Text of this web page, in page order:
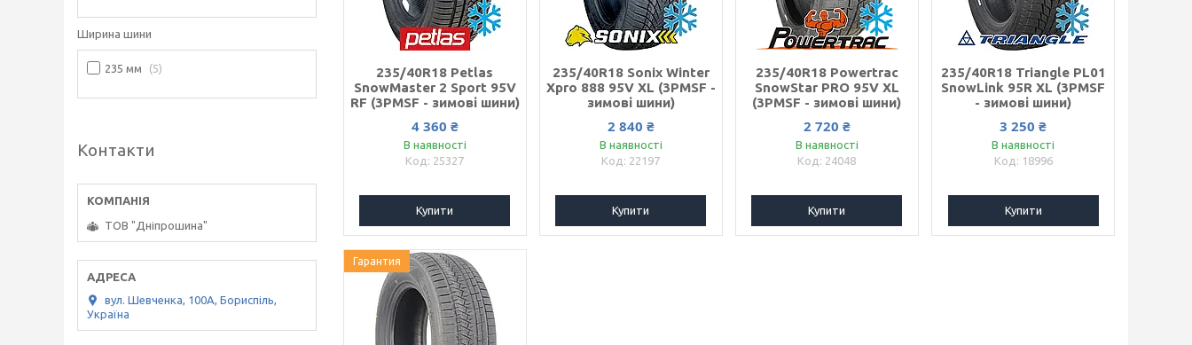
235/40R18 Petlas
SnowMaster 2 Sport 95V
RF (3PMSF - зимові шини)
4 360 ₴
В наявності
25327
Купити
235/40R18 Sonix Winter
Xpro 888 95V XL (3PMSF -
зимові шини)
2 840 ₴
В наявності
22197
Купити
235/40R18 Powertrac
SnowStar PRO 95V XL
(3PMSF - зимові шини)
2 720 ₴
В наявності
24048
Купити
235/40R18 Triangle PL01
SnowLink 95R XL (3PMSF
- зимові шини)
3 250 ₴
В наявності
18996
Купити
Гарантия
Ширина шини
235 мм 5
Контакти
ТОВ "Дніпрошина"
вул. Шевченка, 100А, Бориспіль,
Україна